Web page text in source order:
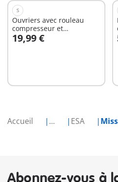
Accueil ... ESA
S
Ouvriers avec rouleau
compresseur et
signalisation
19,99 €
Au panier
Abonnez-vous à